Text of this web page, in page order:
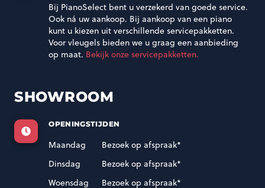
Bij PianoSelect bent u verzekerd van goede service.
Ook ná uw aankoop. Bij aankoop van een piano
kunt u kiezen uit verschillende servicepakketten.
Voor vleugels bieden we u graag een aanbieding
op maat. Bekijk onze servicepakketten.
SHOWROOM
OPENINGSTIJDEN
Maandag
Bezoek op afspraak*
Dinsdag
Bezoek op afspraak*
Woensdag
Bezoek op afspraak*